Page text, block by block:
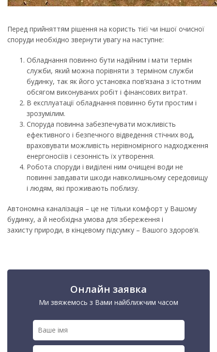
Перед прийняттям рішення на користь тієї чи іншої очисної
споруди необхідно звернути увагу на наступне:
Обладнання повинно бути надійним і мати термін
служби, який можна порівняти з терміном служби
будинку, так як його установка пов’язана з істотним
обсягом виконуваних робіт і фінансових витрат.
В експлуатації обладнання повинно бути простим і
зрозумілим.
Споруда повинна забезпечувати можливість
ефективного і безпечного відведення стічних вод,
враховувати можливість нерівномірного надходження
енергоносіїв і сезонність їх утворення.
Робота споруди і виділені ним очищені води не
повинні завдавати шкоди навколишньому середовищу
і людям, які проживають поблизу.
Автономна каналізація – це не тільки комфорт у Вашому
будинку, а й необхідна умова для збереження і
захисту природи, в кінцевому підсумку – Вашого здоров’я.
Онлайн заявка
Ми звяжемось з Вами найближчим часом